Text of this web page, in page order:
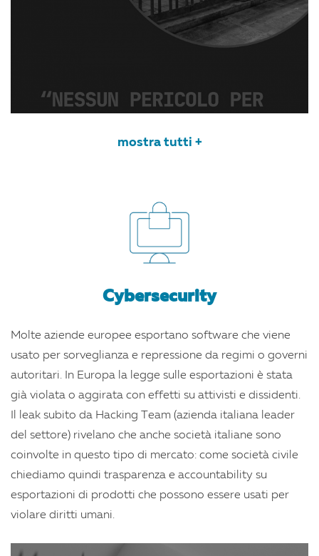
mostra tutti +
Cybersecurity
Molte aziende europee esportano software che viene
usato per sorveglianza e repressione da regimi o governi
autoritari. In Europa la legge sulle esportazioni è stata
già violata o aggirata con effetti su attivisti e dissidenti.
Il leak subito da Hacking Team (azienda italiana leader
del settore) rivelano che anche società italiane sono
coinvolte in questo tipo di mercato: come società civile
chiediamo quindi trasparenza e accountability su
esportazioni di prodotti che possono essere usati per
violare diritti umani.